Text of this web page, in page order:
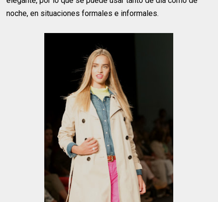
noche, en situaciones formales e informales.